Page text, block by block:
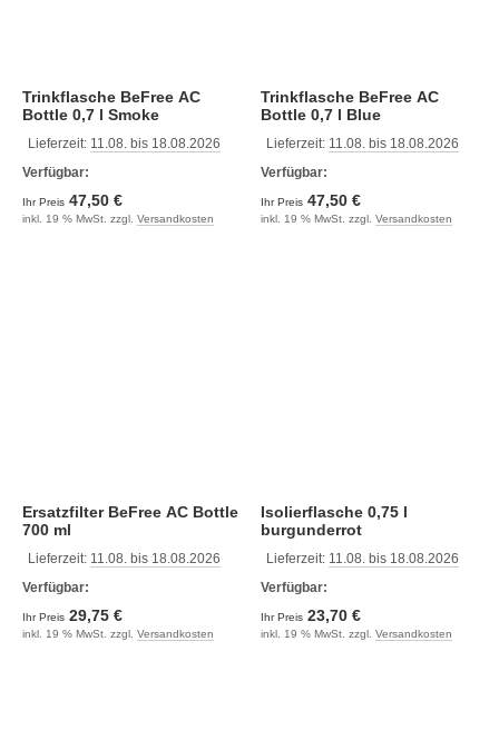
Trinkflasche BeFree AC
Bottle 0,7 l Smoke
Lieferzeit: 11.08. bis 18.08.2026
Verfügbar:
Ihr Preis 47,50 €
inkl. 19 % MwSt. zzgl. Versandkosten
Trinkflasche BeFree AC
Bottle 0,7 l Blue
Lieferzeit: 11.08. bis 18.08.2026
Verfügbar:
Ihr Preis 47,50 €
inkl. 19 % MwSt. zzgl. Versandkosten
Ersatzfilter BeFree AC Bottle
700 ml
Lieferzeit: 11.08. bis 18.08.2026
Verfügbar:
Ihr Preis 29,75 €
inkl. 19 % MwSt. zzgl. Versandkosten
Isolierflasche 0,75 l
burgunderrot
Lieferzeit: 11.08. bis 18.08.2026
Verfügbar:
Ihr Preis 23,70 €
inkl. 19 % MwSt. zzgl. Versandkosten